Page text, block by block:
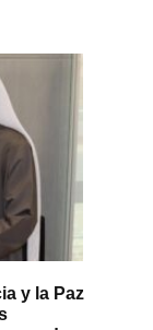
y la Paz